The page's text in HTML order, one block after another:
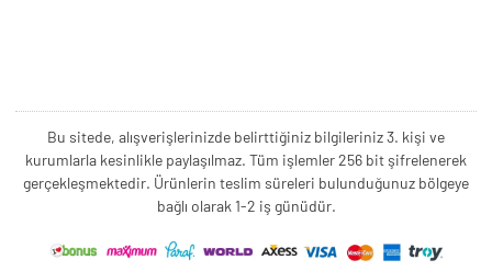
Bu sitede, alışverişlerinizde belirttiğiniz bilgileriniz 3. kişi ve
kurumlarla kesinlikle paylaşılmaz. Tüm işlemler 256 bit şifrelenerek
gerçekleşmektedir. Ürünlerin teslim süreleri bulunduğunuz bölgeye
bağlı olarak 1-2 iş günüdür.